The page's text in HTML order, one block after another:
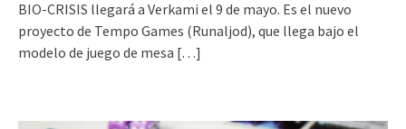
BIO-CRISIS llegará a Verkami el 9 de mayo. Es el nuevo
proyecto de Tempo Games (Runaljod), que llega bajo el
modelo de juego de mesa […]